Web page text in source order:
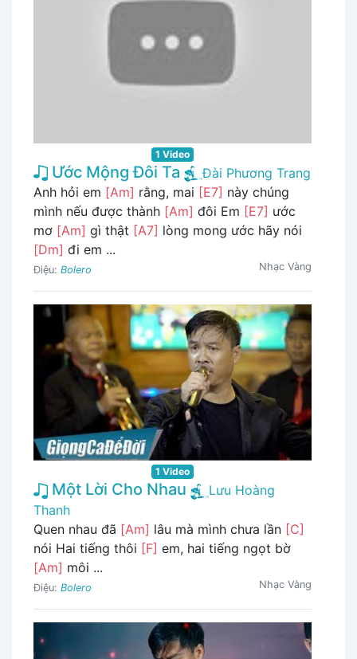
1 Video
Ước Mộng Đôi Ta
Đài Phương Trang
Anh hỏi em [Am] rằng, mai [E7] này chúng
mình nếu được thành [Am] đôi Em [E7] ước
mơ [Am] gì thật [A7] lòng mong ước hãy nói
[Dm] đi em ...
Điệu: Bolero Nhạc Vàng
1 Video
Một Lời Cho Nhau
Lưu Hoàng
Thanh
Quen nhau đã [Am] lâu mà mình chưa lần [C]
nói Hai tiếng thôi [F] em, hai tiếng ngọt bờ
[Am] môi ...
Điệu: Bolero Nhạc Vàng